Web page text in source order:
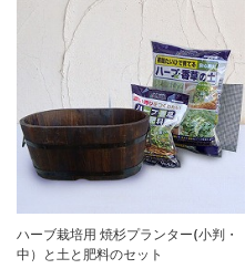
ハーブ栽培用 焼杉プランター(小判・
中）と土と肥料のセット